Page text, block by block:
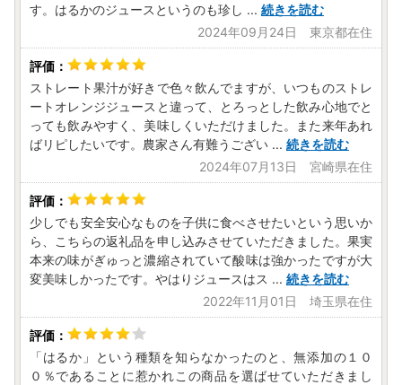
す。はるかのジュースというのも珍し ... 続きを読む
2024年09月24日 東京都在住
ストレート果汁が好きで色々飲んでますが、いつものストレ
ートオレンジジュースと違って、とろっとした飲み心地でと
っても飲みやすく、美味しくいただけました。また来年あれ
ばリピしたいです。農家さん有難うござい ... 続きを読む
2024年07月13日 宮崎県在住
少しでも安全安心なものを子供に食べさせたいという思いか
ら、こちらの返礼品を申し込みさせていただきました。果実
本来の味がぎゅっと濃縮されていて酸味は強かったですが大
変美味しかったです。やはりジュースはス ... 続きを読む
2022年11月01日 埼玉県在住
「はるか」という種類を知らなかったのと、無添加の１０
０％であることに惹かれこの商品を選ばせていただきまし